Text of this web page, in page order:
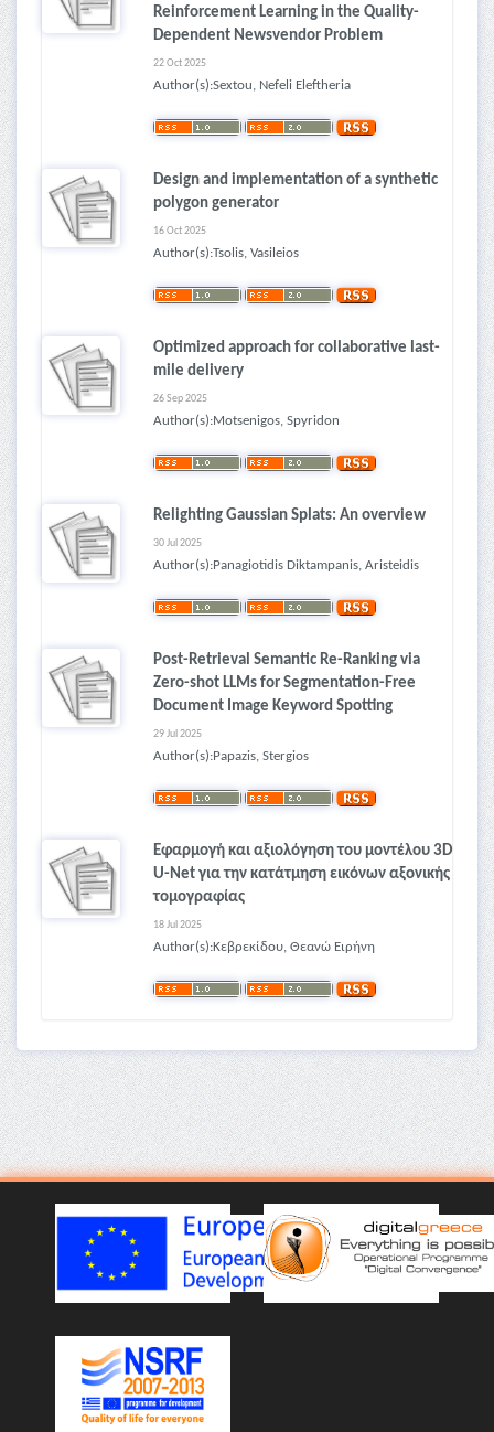
Reinforcement Learning in the Quality-
Dependent Newsvendor Problem
22 Oct 2025
Author(s):Sextou, Nefeli Eleftheria
Design and implementation of a synthetic
polygon generator
16 Oct 2025
Author(s):Tsolis, Vasileios
Optimized approach for collaborative last-
mile delivery
26 Sep 2025
Author(s):Motsenigos, Spyridon
Relighting Gaussian Splats: An overview
30 Jul 2025
Author(s):Panagiotidis Diktampanis, Aristeidis
Post-Retrieval Semantic Re-Ranking via
Zero-shot LLMs for Segmentation-Free
Document Image Keyword Spotting
29 Jul 2025
Author(s):Papazis, Stergios
Εφαρμογή και αξιολόγηση του μοντέλου 3D
U-Net για την κατάτμηση εικόνων αξονικής
τομογραφίας
18 Jul 2025
Author(s):Κεβρεκίδου, Θεανώ Ειρήνη